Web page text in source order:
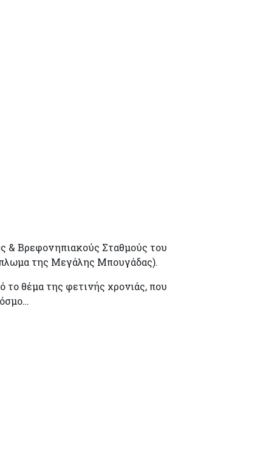
& Βρεφονηπιακούς Σταθμούς του
της Μεγάλης Μπουγάδας).
θέμα της φετινής χρονιάς, που